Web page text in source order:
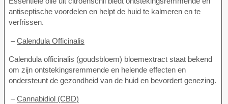
antiseptische voordelen en helpt de huid te kalmeren en te
verfrissen.
–Calendula Officinalis
Calendula officinalis (goudsbloem) bloemextract staat bekend
om zijn ontstekingsremmende en helende effecten en
ondersteunt de gezondheid van de huid en bevordert genezing.
–Cannabidiol (CBD)